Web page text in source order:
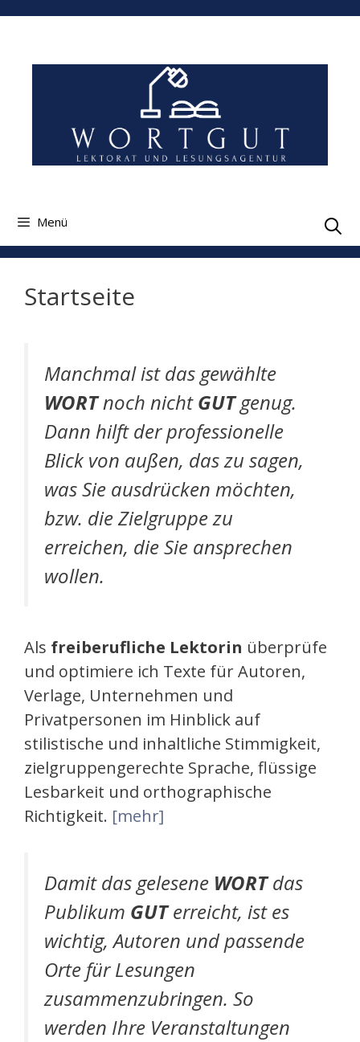
Zum
springen
Menü
Startseite
Manchmal ist das gewählte
WORTnoch nichtGUTgenug.
Dann hilft der professionelle
Blick von außen, das zu sagen,
was Sie ausdrücken möchten,
bzw. die Zielgruppe zu
erreichen, die Sie ansprechen
wollen.
Als freiberufliche Lektorin überprüfe
und optimiere ich Texte für Autoren,
Verlage, Unternehmen und
Privatpersonen im Hinblick auf
stilistische und inhaltliche Stimmigkeit,
zielgruppengerechte Sprache, flüssige
Lesbarkeit und orthographische
Richtigkeit. [mehr]
Damit das gelesene WORTdas
Publikum GUTerreicht, ist es
wichtig, Autoren und passende
Orte für Lesungen
zusammenzubringen. So
werden Ihre Veranstaltungen